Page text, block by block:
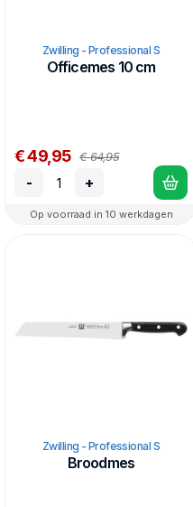
Zwilling - Professional S
Officemes 10 cm
€ 49,95 € 64,95
- +
Op voorraad in 10 werkdagen
Zwilling - Professional S
Broodmes